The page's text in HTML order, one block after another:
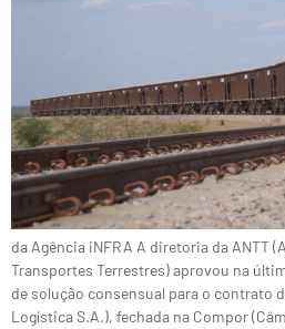
da Agência iNFRA A diretoria da ANTT
Transportes Terrestres) aprovou na
de solução consensual para o contrato
Logística S.A.), fechada na Compor